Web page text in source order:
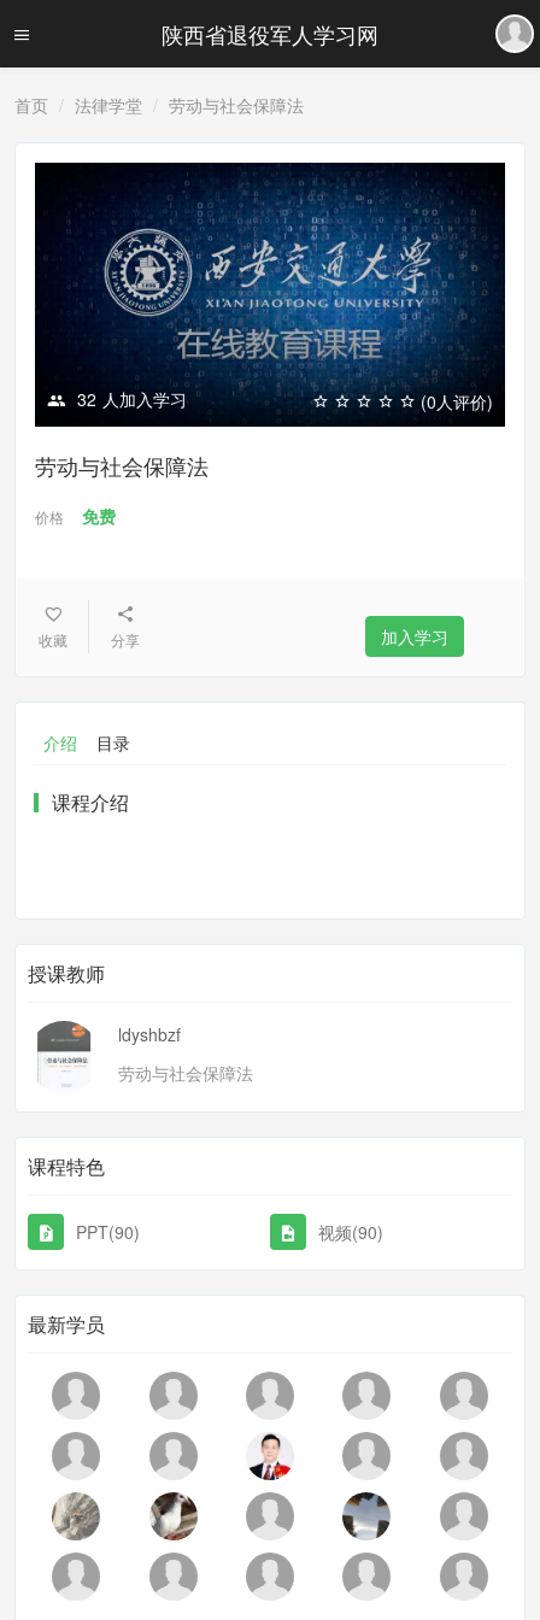
陕西省退役军人学习网
首页 法律学堂 劳动与社会保障法
32 人加入学习 (0人评价)
劳动与社会保障法
价格 免费
收藏 分享 加入学习
介绍 目录
课程介绍
授课教师
ldyshbzf
劳动与社会保障法
课程特色
PPT(90) 视频(90)
最新学员